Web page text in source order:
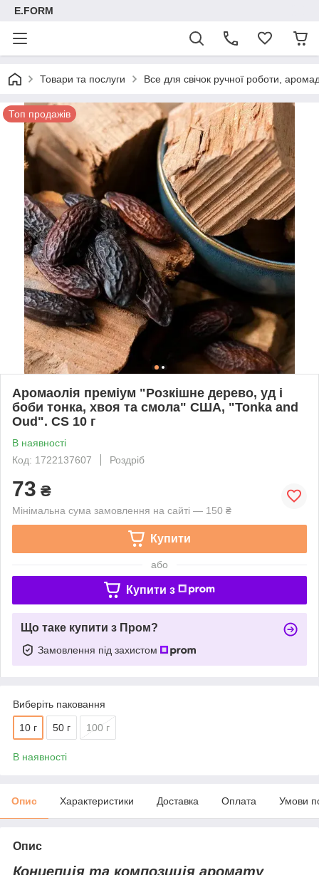
E.FORM
Товари та послуги Все для свічок ручної роботи,
Топ продажів
Аромаолія преміум "Розкішне дерево, уд і
боби тонка, хвоя та смола" США, "Tonka and
Oud". CS 10 г
В наявності
Код: 1722137607
Роздріб
73 ₴
Мінімальна сума замовлення на сайті — 150 ₴
Купити
або
Купити з
Що таке купити з Пром?
Замовлення під захистом
Виберіть паковання
10 г 50 г 100 г
В наявності
Опис Характеристики Доставка Оплата Умови
Опис
Концепція та композиція аромату